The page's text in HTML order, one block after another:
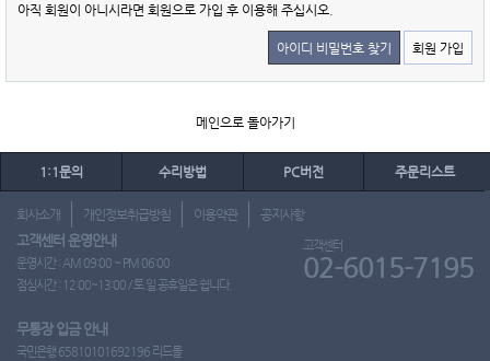
아직 회원이 아니시라면 회원으로 가입 후 이용해 주십시오.
아이디 비밀번호 찾기 회원 가입
메인으로 돌아가기
1:1문의 수리방법 PC버전 주문리스트
회사소개 개인정보취급방침 이용약관 공지사항
고객센터 운영안내
운영시간 : AM 09:00 ~ PM 06:00
점심시간 : 12:00~13:00 / 토.일.공휴일은 쉽니다.
고객센터
02-6015-7195
무통장 입금 안내
국민은행 65810101692196 리드몰